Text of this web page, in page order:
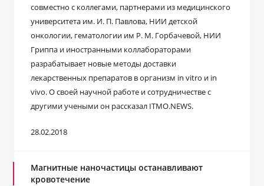
совместно с коллегами, партнерами из медицинского
университета им. И. П. Павлова, НИИ детской
онкологии, гематологии им Р. М. Горбачевой, НИИ
Гриппа и иностранными коллабораторами
разрабатывает новые методы доставки
лекарственных препаратов в организм in vitro и in
vivo. О своей научной работе и сотрудничестве с
другими учеными он рассказал ITMO.NEWS.
28.02.2018
Магнитные наночастицы останавливают
кровотечение